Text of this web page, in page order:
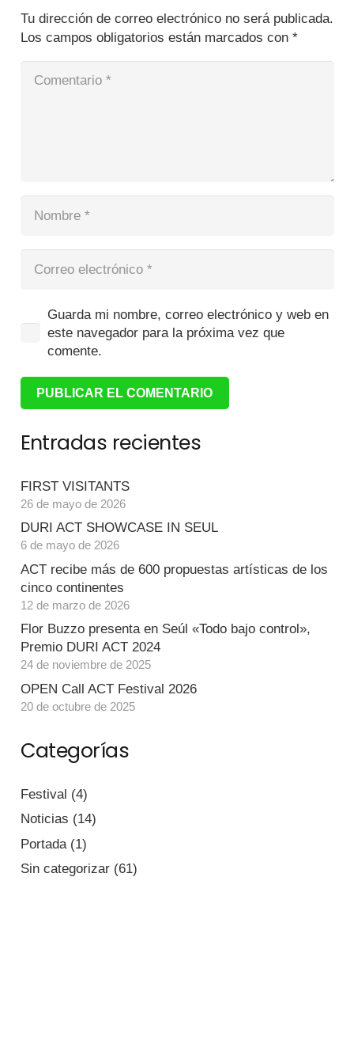
Tu dirección de correo electrónico no será publicada.
Los campos obligatorios están marcados con *
Guarda mi nombre, correo electrónico y web en
este navegador para la próxima vez que
comente.
PUBLICAR EL COMENTARIO
Entradas recientes
FIRST VISITANTS
26 de mayo de 2026
DURI ACT SHOWCASE IN SEUL
6 de mayo de 2026
ACT recibe más de 600 propuestas artísticas de los
cinco continentes
12 de marzo de 2026
Flor Buzzo presenta en Seúl «Todo bajo control»,
Premio DURI ACT 2024
24 de noviembre de 2025
OPEN Call ACT Festival 2026
20 de octubre de 2025
Categorías
Festival (4)
Noticias (14)
Portada(1)
Sin categorizar(61)